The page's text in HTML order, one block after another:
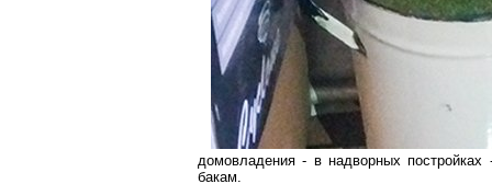
домовладения - в надворных
бакам.